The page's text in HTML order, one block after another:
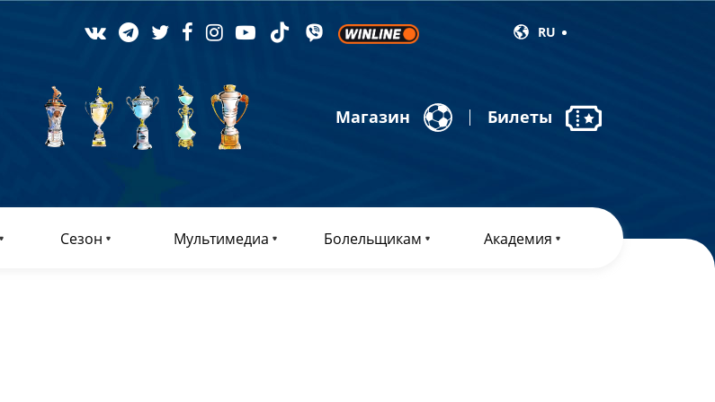
RU
Магазин Билеты
Сезон Мультимедиа Болельщикам Академия